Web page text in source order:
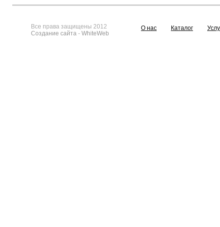
Все права защищены 2012
Создание сайта - WhiteWeb
О нас Каталог